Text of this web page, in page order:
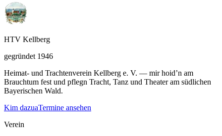
HTV Kellberg
gegründet 1946
Heimat- und Trachtenverein Kellberg e. V. — mir hoid’n am
Brauchtum fest und pflegn Tracht, Tanz und Theater am südlichen
Bayerischen Wald.
Kim dazuaTermine ansehen
Verein